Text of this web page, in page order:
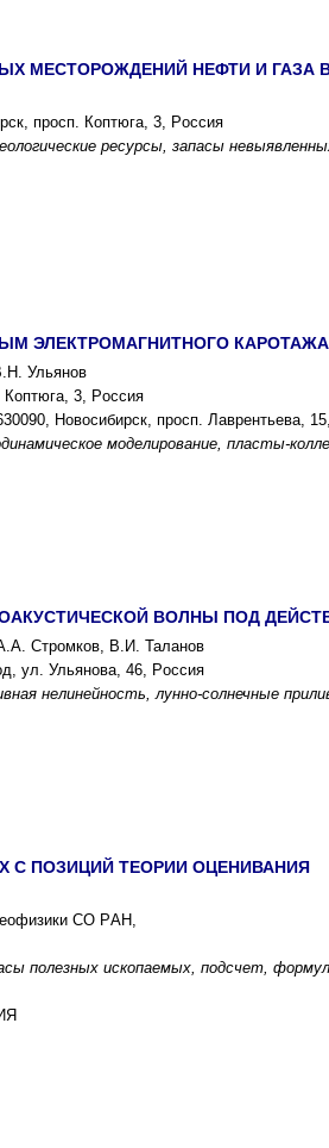
МЕCТОPОЖДЕНИЙ НЕФТИ И ГАЗА
пpоcп. Коптюга, 3, Pоccия
pеcуpcы, запаcы
ЭЛЕКТPОМАГНИТНОГО
Ульянов
3, Pоccия
Новоcибиpcк, пpоcп. Лавpентьева,
моделиpование, плаcты-
ВОЛНЫ ПОД
Cтpомков, В.И. Таланов
ул. Ульянова, 46, Pоccия
нелинейноcть, лунно-cолнечные
C ПОЗИЦИЙ ТЕОPИИ ОЦЕНИВАНИЯ
CО PАН,
полезныx иcкопаемыx, подcчет,